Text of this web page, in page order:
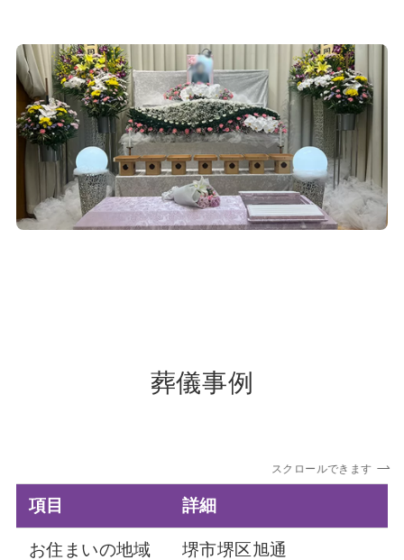
葬儀事例
スクロールできます
項目 詳細
お住まいの地域 堺市堺区旭通